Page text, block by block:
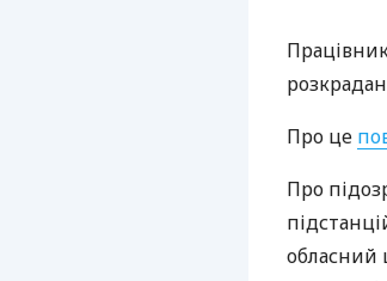
Про це
Про
обласний